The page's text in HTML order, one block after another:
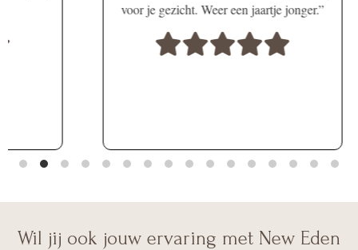
voor je gezicht. Weer een jaartje jonger.
Wil jij ook jouw ervaring met New Eden